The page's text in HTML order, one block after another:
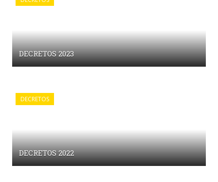
DECRETOS 2023
DECRETOS
DECRETOS 2022